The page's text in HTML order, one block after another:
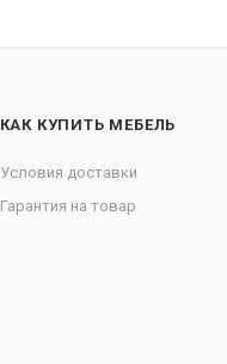
КАК КУПИТЬ МЕБЕЛЬ
Условия доставки
Гарантия на товар